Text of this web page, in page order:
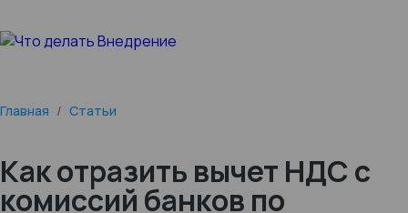
Главная / Статьи
Как отразить вычет НДС с
комиссий банков по